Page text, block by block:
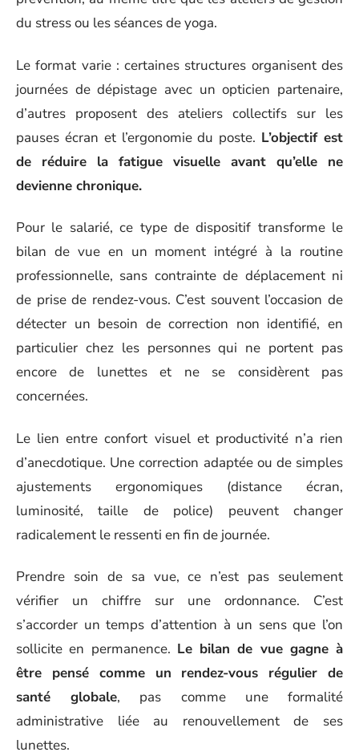
du stress ou les séances de yoga.
Le format varie : certaines structures organisent des
journées de dépistage avec un opticien partenaire,
d’autres proposent des ateliers collectifs sur les
pauses écran et l’ergonomie du poste. L’objectif est
de réduire la fatigue visuelle avant qu’elle ne
devienne chronique.
Pour le salarié, ce type de dispositif transforme le
bilan de vue en un moment intégré à la routine
professionnelle, sans contrainte de déplacement ni
de prise de rendez-vous. C’est souvent l’occasion de
détecter un besoin de correction non identifié, en
particulier chez les personnes qui ne portent pas
encore de lunettes et ne se considèrent pas
concernées.
Le lien entre confort visuel et productivité n’a rien
d’anecdotique. Une correction adaptée ou de simples
ajustements ergonomiques (distance écran,
luminosité, taille de police) peuvent changer
radicalement le ressenti en fin de journée.
Prendre soin de sa vue, ce n’est pas seulement
vérifier un chiffre sur une ordonnance. C’est
s’accorder un temps d’attention à un sens que l’on
sollicite en permanence. Le bilan de vue gagne à
être pensé comme un rendez-vous régulier de
santé globale, pas comme une formalité
administrative liée au renouvellement de ses
lunettes.